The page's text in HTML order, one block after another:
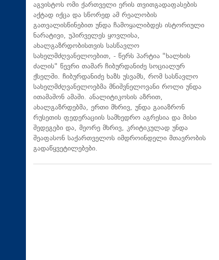
აგვისტოს ომი ქართველი ერის თვითგადაფასების
აქტად იქცა და სწორედ ამ რეალობის
გათვალისწინებით უნდა ჩამოყალიბდეს ისტორიული
ნარატივი, უპირველეს ყოვლისა,
ახალგაზრდობისთვის სასწავლო
სახელმძღვანელოებით, - წერს პარტია "ხალხის
ძალის" წევრი თამარ ჩიბურდანიძე სოციალურ
ქსელში. ჩიბურდანიძე ხაზს უსვამს, რომ სასწავლო
სახელმძღვანელოებმა მნიშვნელოვანი როლი უნდა
ითამაშონ ამაში. ანალიტიკოსის აზრით,
ახალგაზრდებმა, ერთი მხრივ, უნდა გაიაზრონ
რუსეთის ფედერაციის სამხედრო აგრესია და მისი
შედეგები და, მეორე მხრივ, კრიტიკულად უნდა
შეაფასონ საქართველოს იმდროინდელი მთავრობის
გადაწყვეტილებები.